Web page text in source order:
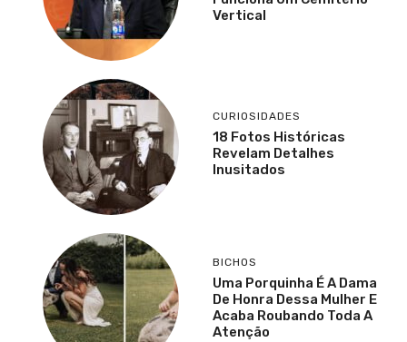
Vertical
CURIOSIDADES
18 Fotos Históricas
Revelam Detalhes
Inusitados
BICHOS
Uma Porquinha É A Dama
De Honra Dessa Mulher E
Acaba Roubando Toda A
Atenção